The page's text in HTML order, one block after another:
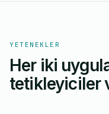
YETENEKLER
Her iki
tetikleyiciler